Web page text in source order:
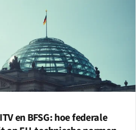
en BFSG: hoe federale